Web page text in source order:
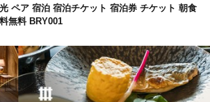
ペア 宿泊 宿泊チケット 宿泊券 チケット 朝食
無料 BRY001